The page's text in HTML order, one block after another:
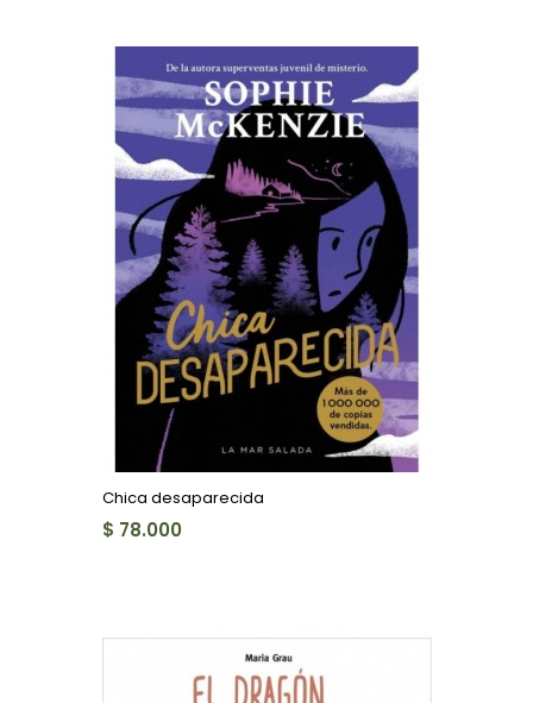
Chica desaparecida
$ 78.000